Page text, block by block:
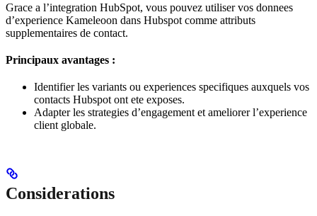
Grace a l’integration HubSpot, vous pouvez utiliser vos donnees
d’experience Kameleoon dans Hubspot comme attributs
supplementaires de contact.
Principaux avantages :
Identifier les variants ou experiences specifiques auxquels vos
contacts Hubspot ont ete exposes.
Adapter les strategies d’engagement et ameliorer l’experience
client globale.
Considerations